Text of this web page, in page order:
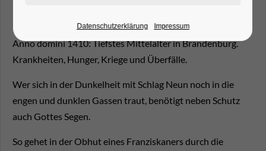
Anno domini 1410: Tiefstes Mittelalter in Brandenburg.
Krankheiten, Hunger, Kriege und Überfälle.
Wer sich in der Dunkelheit mit Schlag Neun noch in die
engen und dunklen Gassen traut, benötigt neben Schutz
auch Gottes Segen.
So gehet in der Obhut eines Franziskaners durch die
Datenschutzerklärung Impressum